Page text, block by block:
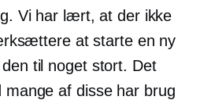
Vi har lært, at der ikke
at starte en ny
til noget stort. Det
af disse har brug